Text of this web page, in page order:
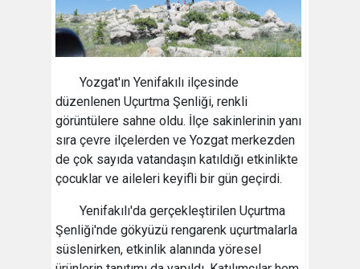
Yozgat'ın Yenifakılı ilçesinde
düzenlenen Uçurtma Şenliği, renkli
görüntülere sahne oldu. İlçe sakinlerinin yanı
sıra çevre ilçelerden ve Yozgat merkezden
de çok sayıda vatandaşın katıldığı etkinlikte
çocuklar ve aileleri keyifli bir gün geçirdi.
Yenifakılı'da gerçekleştirilen Uçurtma
Şenliği'nde gökyüzü rengarenk uçurtmalarla
süslenirken, etkinlik alanında yöresel